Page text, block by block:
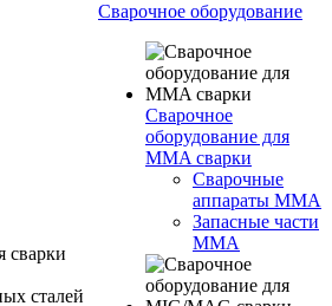
Сварочное оборудование
Сварочное
оборудование для
MMA сварки
Сварочные
аппараты MMA
Запасные части
MMA